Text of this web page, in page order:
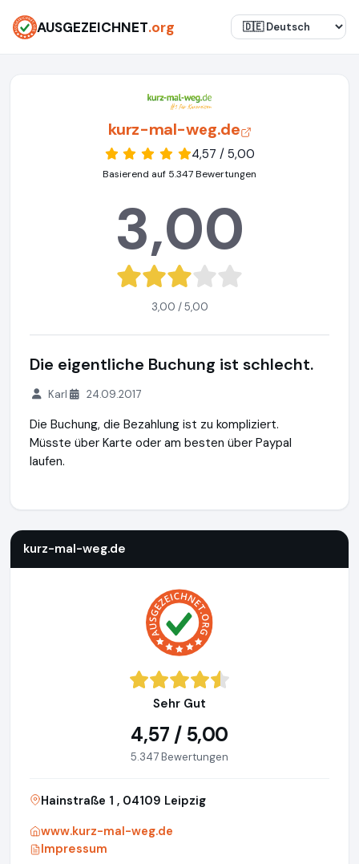
AUSGEZEICHNET.org
kurz-mal-weg.de
4,57 / 5,00
Basierend auf 5.347 Bewertungen
3,00
3,00 / 5,00
Die eigentliche Buchung ist schlecht.
Karl 24.09.2017
Die Buchung, die Bezahlung ist zu kompliziert.
Müsste über Karte oder am besten über Paypal
laufen.
kurz-mal-weg.de
Sehr Gut
4,57 / 5,00
5.347 Bewertungen
Hainstraße 1 , 04109 Leipzig
www.kurz-mal-weg.de
Impressum